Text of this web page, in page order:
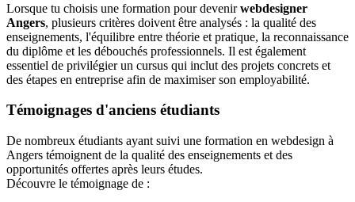
Lorsque tu choisis une formation pour devenirwebdesigner
Angers, plusieurs critères doivent être analysés : la qualité des
enseignements, l'équilibre entre théorie et pratique, la reconnaissance
du diplôme et les débouchés professionnels. Il est également
essentiel de privilégier un cursus qui inclut des projets concrets et
des étapes en entreprise afin de maximiser son employabilité.
Témoignages d'anciens étudiants
De nombreux étudiants ayant suivi une formation en webdesign à
Angers témoignent de la qualité des enseignements et des
opportunités offertes après leurs études.
Découvre le témoignage de :